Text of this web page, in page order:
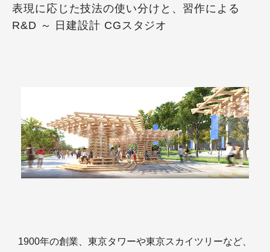
表現に応じた技法の使い分けと、習作による
R&D ～ 日建設計 CGスタジオ
1900年の創業、東京タワーや東京スカイツリーなど、